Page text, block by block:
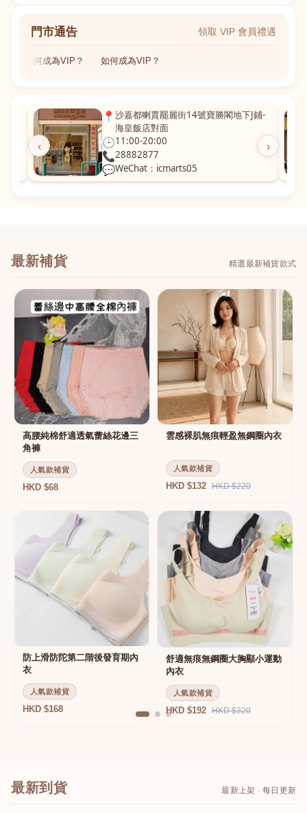
門市通告 領取 VIP 會員禮遇
如何成為VIP？ 如何成為VIP？
‹ ›
📍 沙嘉都喇賈罷麗街14號寶勝閣地下J鋪-
海皇飯店對面
🕒11:00-20:00
📞28882877
💬WeChat：icmarts05
最新補貨 精選最新補貨款式
高腰純棉舒適透氣蕾絲花邊三
角褲
人氣款補貨
HKD $68
雲感裸肌無痕輕盈無鋼圈內衣
人氣款補貨
HKD $132 HKD $220
防上滑防陀第二階後發育期內
衣
人氣款補貨
HKD $168
舒適無痕無鋼圈大胸顯小運動
內衣
人氣款補貨
HKD $192 HKD $320
最新到貨 最新上架 · 每日更新